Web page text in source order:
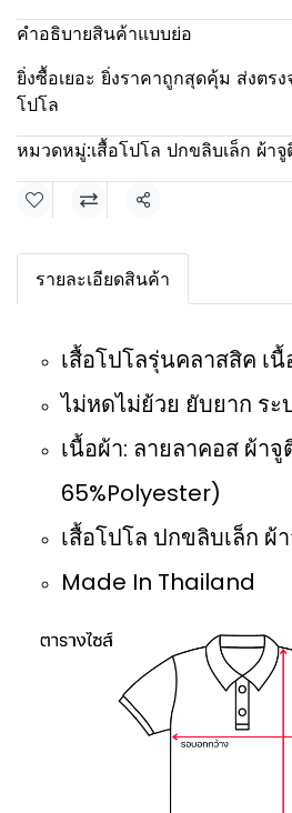
คำอธิบายสินค้าแบบย่อ
ยิ่งซื้อเยอะ ยิ่งราคาถูกสุดคุ้ม ส่งตรง
โปโล
หมวดหมู่:เสื้อโปโล ปกขลิบเล็ก ผ้าจู
แชร์
รายละเอียดสินค้า
เสื้อโปโลรุ่นคลาสสิค เ
ไม่หดไม่ย้วย ยับยาก ระ
เนื้อผ้า: ลายลาคอส ผ้า
65%Polyester)
เสื้อโปโล ปกขลิบเล็ก ผ้
Made In Thailand